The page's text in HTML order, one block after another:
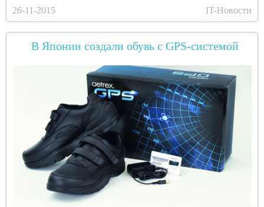
26-11-2015 IT-Новости
В Японии создали обувь с GPS-системой